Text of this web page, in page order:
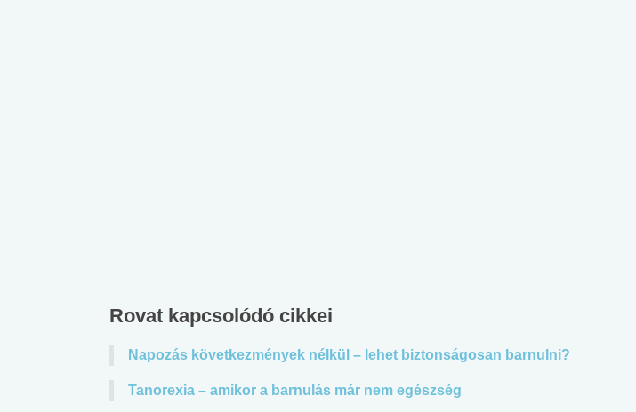
Rovat kapcsolódó cikkei
Napozás következmények nélkül – lehet biztonságosan barnulni?
Tanorexia – amikor a barnulás már nem egészség